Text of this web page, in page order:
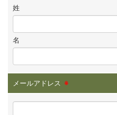
姓
名
メールアドレス ※